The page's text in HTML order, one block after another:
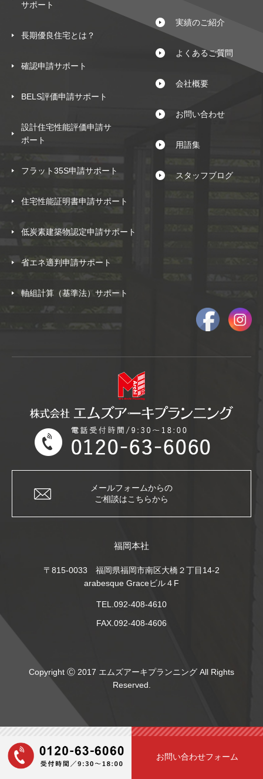
お問い合わせフォーム
サポート
長期優良住宅とは？
確認申請サポート
BELS評価申請サポート
設計住宅性能評価申請サ
ポート
フラット35S申請サポート
住宅性能証明書申請サポート
低炭素建築物認定申請サポート
省エネ適判申請サポート
軸組計算（基準法）サポート
実績のご紹介
よくあるご質問
会社概要
お問い合わせ
用語集
スタッフブログ
メールフォームからの
ご相談はこちらから
福岡本社
〒815-0033 福岡県福岡市南区大橋２丁目14-2
arabesque Graceビル４F
TEL.092-408-4610
FAX.092-408-4606
Copyright Ⓒ 2017 エムズアーキプランニング All Rights
Reserved.